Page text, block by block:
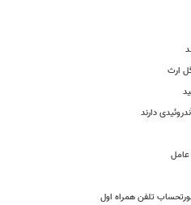
‌ارث
دارند
عامل
تلفن همراه اول